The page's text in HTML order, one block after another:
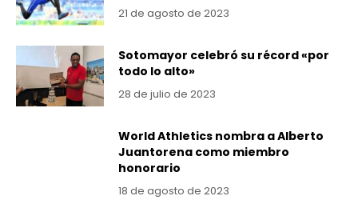
21 de agosto de 2023
Sotomayor celebró su récord «por
todo lo alto»
28 de julio de 2023
World Athletics nombra a Alberto
Juantorena como miembro
honorario
18 de agosto de 2023